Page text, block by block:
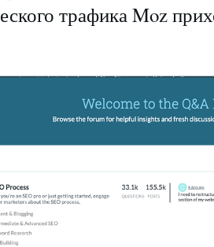
трафика Moz